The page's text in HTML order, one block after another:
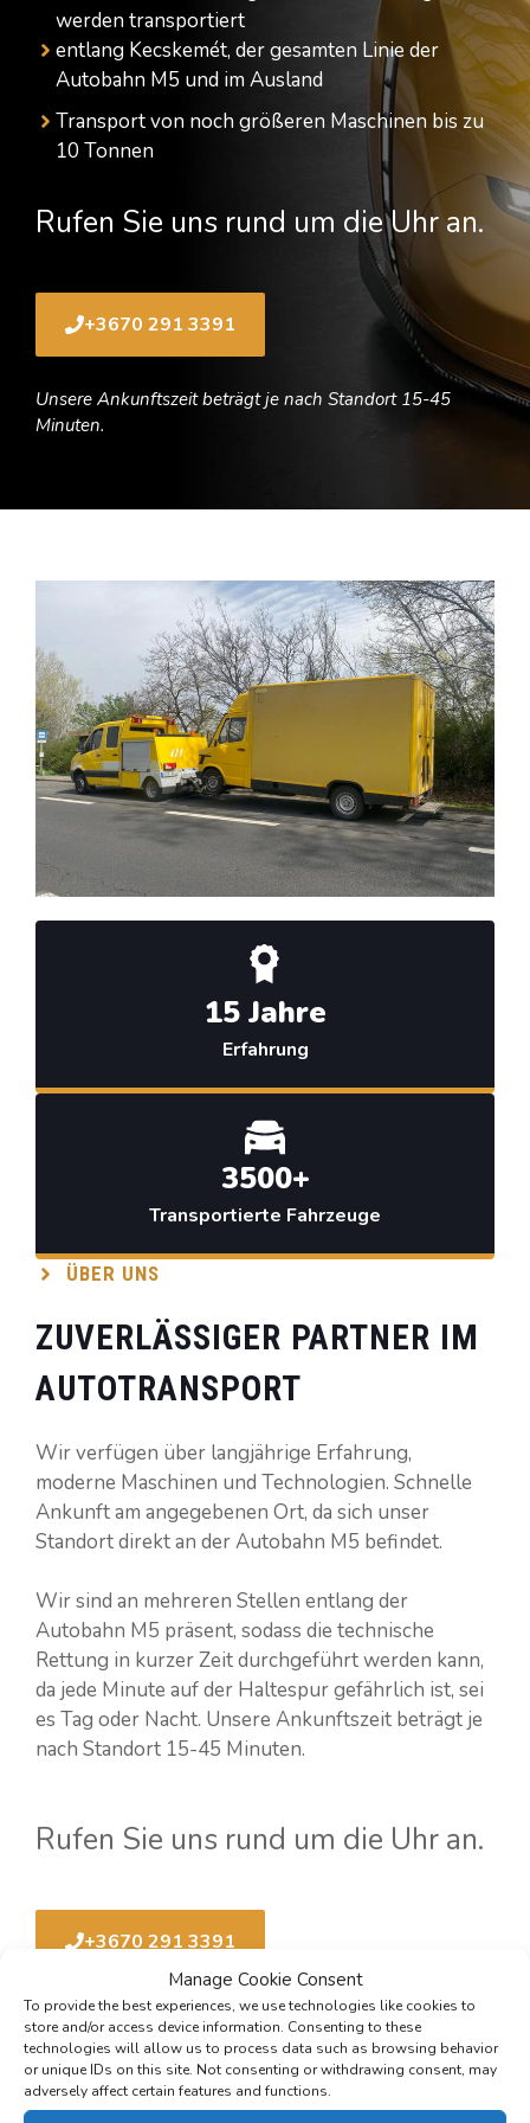
Manage Cookie Consent
To provide the best experiences, we use technologies like cookies to
store and/or access device information. Consenting to these
technologies will allow us to process data such as browsing behavior
or unique IDs on this site. Not consenting or withdrawing consent, may
adversely affect certain features and functions.
werden transportiert
entlang Kecskemét, der gesamten Linie der
Autobahn M5 und im Ausland
Transport von noch größeren Maschinen bis zu
10 Tonnen
Rufen Sie uns rund um die Uhr an.
+3670 291 3391
Unsere Ankunftszeit beträgt je nach Standort 15-45
Minuten.
15 Jahre
Erfahrung
3500+
Transportierte Fahrzeuge
ÜBER UNS
ZUVERLÄSSIGER PARTNER IM
AUTOTRANSPORT
Wir verfügen über langjährige Erfahrung,
moderne Maschinen und Technologien. Schnelle
Ankunft am angegebenen Ort, da sich unser
Standort direkt an der Autobahn M5 befindet.
Wir sind an mehreren Stellen entlang der
Autobahn M5 präsent, sodass die technische
Rettung in kurzer Zeit durchgeführt werden kann,
da jede Minute auf der Haltespur gefährlich ist, sei
es Tag oder Nacht. Unsere Ankunftszeit beträgt je
nach Standort 15-45 Minuten.
Rufen Sie uns rund um die Uhr an.
+3670 291 3391